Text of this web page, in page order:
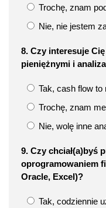
Trochę, znam
Nie, nie jestem
8. Czy interesuje
pieniężnymi i
Tak, cash flow to
Trochę, znam
Nie, wolę inne
9. Czy chciał(a)byś
oprogramowaniem
Oracle, Excel)?
Tak, codziennie